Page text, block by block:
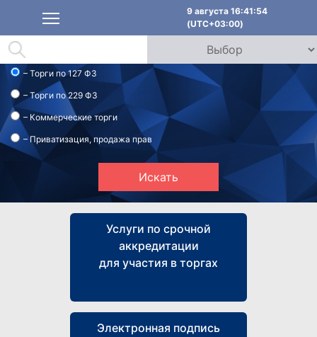
9 августа 16:41:54
(UTC+03:00)
Искать
– Торги по 127 ФЗ
– Торги по 229 ФЗ
– Коммерческие торги
– Приватизация, продажа прав
Услуги по срочной
аккредитации
для участия в торгах
Электронная подпись